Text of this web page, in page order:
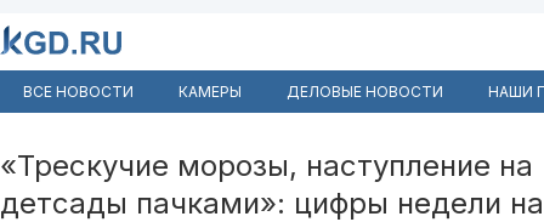
ВСЕ НОВОСТИ КАМЕРЫ ДЕЛОВЫЕ НОВОСТИ НАШИ
«Трескучие морозы, наступление
детсады пачками»: цифры недели